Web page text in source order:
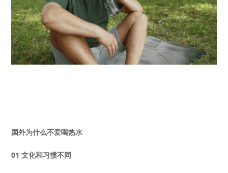
国外为什么不爱喝热水
01 文化和习惯不同